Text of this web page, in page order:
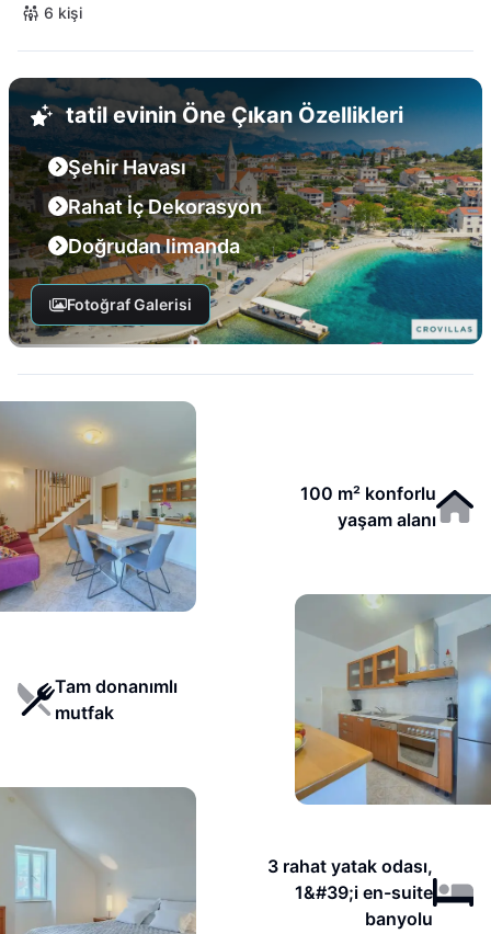
6 kişi
tatil evinin Öne Çıkan Özellikleri
Şehir Havası
Rahat İç Dekorasyon
Doğrudan limanda
Fotoğraf Galerisi
100 m² konforlu
yaşam alanı
Tam donanımlı
mutfak
3 rahat yatak odası,
1&#39;i en-suite
banyolu